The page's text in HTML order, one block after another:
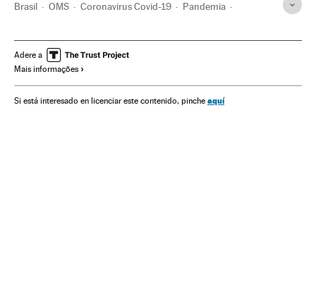
Brasil OMS Coronavirus Covid-19 Pandemia
Ministério Saúde Amor
Adere a
Mais informações
Si está interesado en licenciar este contenido, pinche aquí